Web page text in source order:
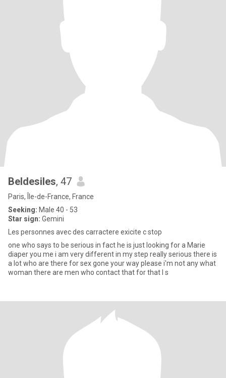
Beldesiles, 47
Paris, Île-de-France, France
Seeking: Male 40 - 53
Star sign: Gemini
Les personnes avec des carractere exicite c stop
one who says to be serious in fact he is just looking for a Marie
diaper you me i am very different in my step really serious there is
a lot who are there for sex gone your way please i'm not any what
woman there are men who contact that for that I s